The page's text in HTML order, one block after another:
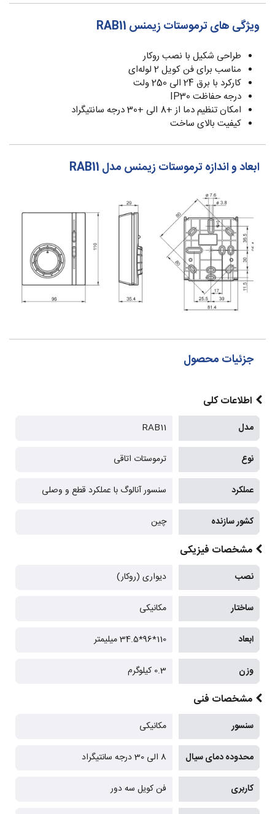
ویژگی های ترموستات زیمنس RAB11
طراحی شکیل با نصب روکار
مناسب برای فن کویل 2 لوله‌ای
کارکرد با برق 24 الی 250 ولت
درجه حفاظت IP30
امکان تنظیم دما از +8 الی +30 درجه سانتیگراد
کیفیت بالای ساخت
ابعاد و اندازه ترموستات زیمنس مدل RAB11
جزئیات محصول
اطلاعات کلی
مدل RAB11
نوع ترموستات اتاقی
عملکرد سنسور آنالوگ با عملکرد قطع و وصلی
کشور سازنده چین
مشخصات فیزیکی
نصب دیواری (روکار)
ساختار مکانیکی
ابعاد 110*96*34.5 میلیمتر
وزن 0.3 کیلوگرم
مشخصات فنی
سنسور مکانیکی
محدوده دمای سیال 8 الی 30 درجه سانتیگراد
کاربری فن کویل سه دور